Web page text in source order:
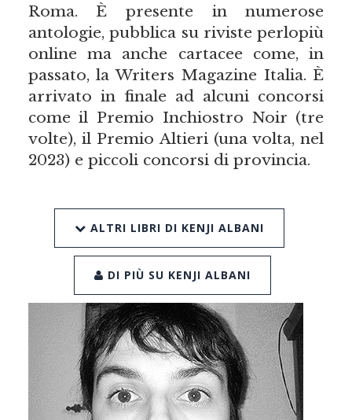
Roma. È presente in numerose
antologie, pubblica su riviste perlopiù
online ma anche cartacee come, in
passato, la Writers Magazine Italia. È
arrivato in finale ad alcuni concorsi
come il Premio Inchiostro Noir (tre
volte), il Premio Altieri (una volta, nel
2023) e piccoli concorsi di provincia.
ALTRI LIBRI DI KENJI ALBANI
DI PIÙ SU KENJI ALBANI